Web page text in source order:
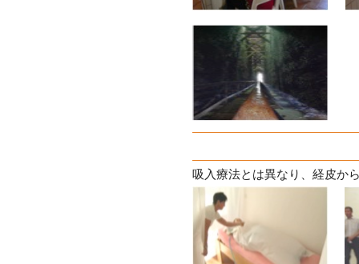
吸入療法とは異なり、経皮か